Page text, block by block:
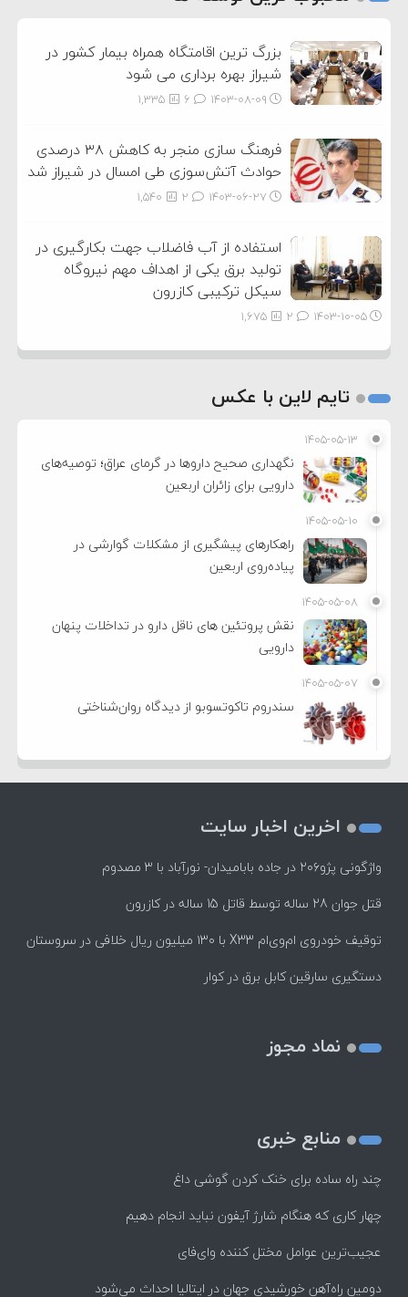
بزرگ ترین اقامتگاه همراه بیمار کشور در
شیراز بهره برداری می شود
۱۴۰۳-۰۸-۰۹ 1,335
فرهنگ سازی منجر به کاهش ۳۸ درصدی
حوادث آتش‌سوزی طی امسال در شیراز شد
۱۴۰۳-۰۶-۲۷ 1,540
استفاده از آب فاضلاب جهت بکارگیری در
تولید برق یکی از اهداف مهم نیروگاه
سیکل ترکیبی کازرون
۱۴۰۳-۱۰-۰۵ 1,675
تایم لاین با عکس
۱۴۰۵-۰۵-۱۳
نگهداری صحیح داروها در گرمای عراق؛ توصیه‌های
دارویی برای زائران اربعین
۱۴۰۵-۰۵-۱۰
راهکارهای پیشگیری از مشکلات گوارشی در
پیاده‌روی اربعین
۱۴۰۵-۰۵-۰۸
نقش پروتئین های ناقل دارو در تداخلات پنهان
دارویی
۱۴۰۵-۰۵-۰۷
سندروم تاکوتسوبو از دیدگاه روان‌شناختی
اخرین اخبار سایت
واژگونی پژو۲۰۶ در جاده بابامیدان- نورآباد با ۳ مصدوم
قتل جوان 28 ساله توسط قاتل 15 ساله در کازرون
توقیف خودروی ام‌وی‌ام X33 با ۱۳۰ میلیون ریال خلافی در سروستان
دستگیری سارقین کابل برق در کوار
نماد مجوز
منابع خبری
چند راه‌ ساده برای خنک کردن گوشی داغ
چهار کاری که هنگام شارژ آیفون نباید انجام دهیم
عجیب‌ترین عوامل مختل کننده وای‌فای
دومین راه‌آهن خورشیدی جهان در ایتالیا احداث می‌شود